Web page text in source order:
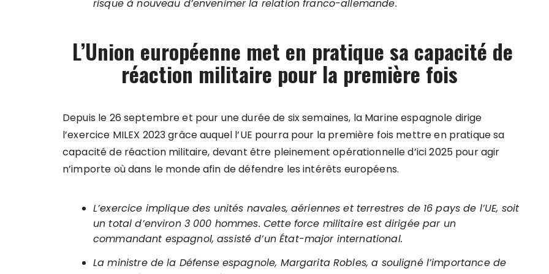
risque à nouveau d’envenimer la relation franco-allemande.
L’Union européenne met en pratique sa capacité de
réaction militaire pour la première fois
Depuis le 26 septembre et pour une durée de six semaines, la Marine espagnole dirige
l’exercice MILEX 2023 grâce auquel l’UE pourra pour la première fois mettre en pratique sa
capacité de réaction militaire, devant être pleinement opérationnelle d’ici 2025 pour agir
n’importe où dans le monde afin de défendre les intérêts européens.
L’exercice implique des unités navales, aériennes et terrestres de 16 pays de l’UE, soit
un total d’environ 3 000 hommes. Cette force militaire est dirigée par un
commandant espagnol, assisté d’un État-major international.
La ministre de la Défense espagnole, Margarita Robles, a souligné l’importance de